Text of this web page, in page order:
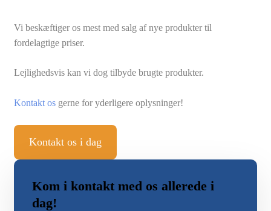
Vi beskæftiger os mest med salg af nye produkter til
fordelagtige priser.
Lejlighedsvis kan vi dog tilbyde brugte produkter.
Kontakt os gerne for yderligere oplysninger!
Kontakt os i dag
Kom i kontakt med os allerede i
dag!